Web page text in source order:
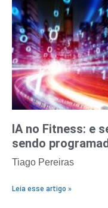
IA no Fitness: e
sendo
Tiago Pereiras
Leia esse artigo »